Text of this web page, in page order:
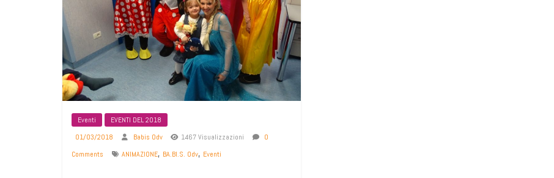
Eventi
EVENTI DEL 2018
01/03/2018
Babis Odv 1467 Visualizzazioni
0
Comments
ANIMAZIONE, BA.BI.S. Odv, Eventi